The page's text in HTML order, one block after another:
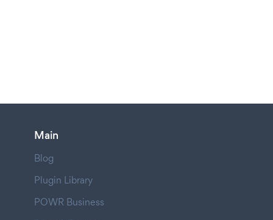
Main
Blog
Plugin Library
POWR Business